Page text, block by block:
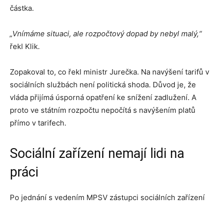
částka.
„Vnímáme situaci, ale rozpočtový dopad by nebyl malý,“
řekl Klik.
Zopakoval to, co řekl ministr Jurečka. Na navýšení tarifů v
sociálních službách není politická shoda. Důvod je, že
vláda přijímá úsporná opatření ke snížení zadlužení. A
proto ve státním rozpočtu nepočítá s navýšením platů
přímo v tarifech.
Sociální zařízení nemají lidi na
práci
Po jednání s vedením MPSV zástupci sociálních zařízení